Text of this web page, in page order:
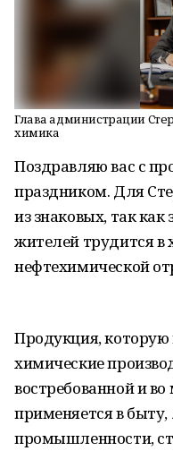
Глава администрации
химика
Поздравляю вас с
праздником. Для
из знаковых, так
жителей трудится в
нефтехимической
Продукция,
химические
востребованной и
применяется в
промышленности,